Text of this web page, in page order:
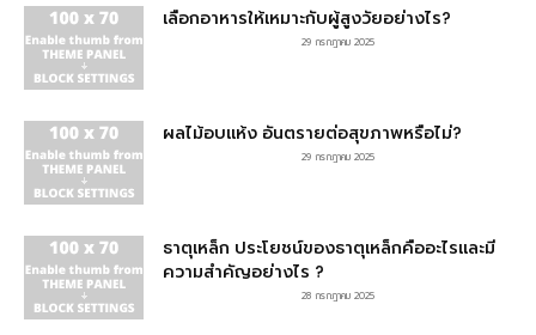
เลือกอาหารให้เหมาะกับผู้สูงวัยอย่างไร?
29 กรกฎาคม 2025
ผลไม้อบแห้ง อันตรายต่อสุขภาพหรือไม่?
29 กรกฎาคม 2025
ธาตุเหล็ก ประโยชน์ของธาตุเหล็กคืออะไรและมี
ความสำคัญอย่างไร ?
28 กรกฎาคม 2025